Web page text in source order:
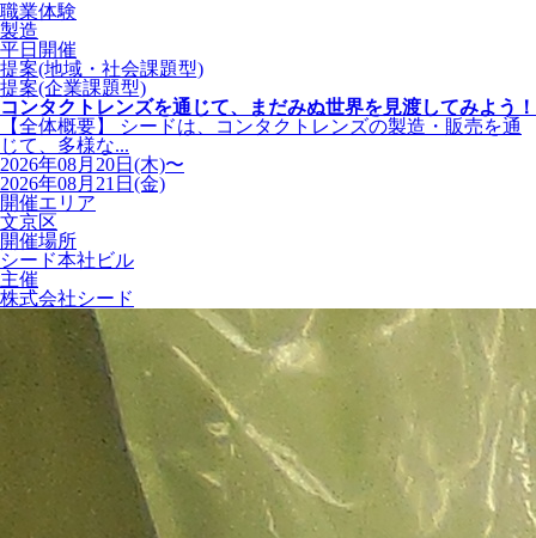
職業体験
製造
平日開催
提案(地域・社会課題型)
提案(企業課題型)
コンタクトレンズを通じて、まだみぬ世界を見渡してみよう！
【全体概要】 シードは、コンタクトレンズの製造・販売を通
じて、多様な...
2026年08月20日(木)〜
2026年08月21日(金)
開催エリア
文京区
開催場所
シード本社ビル
主催
株式会社シード